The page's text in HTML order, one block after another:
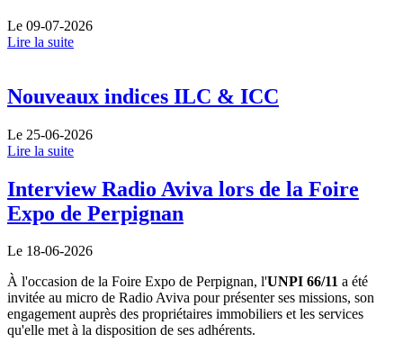
Le 09-07-2026
Lire la suite
Nouveaux indices ILC & ICC
Le 25-06-2026
Lire la suite
Interview Radio Aviva lors de la Foire
Expo de Perpignan
Le 18-06-2026
À l'occasion de la Foire Expo de Perpignan, l'UNPI 66/11 a été
invitée au micro de Radio Aviva pour présenter ses missions, son
engagement auprès des propriétaires immobiliers et les services
qu'elle met à la disposition de ses adhérents.